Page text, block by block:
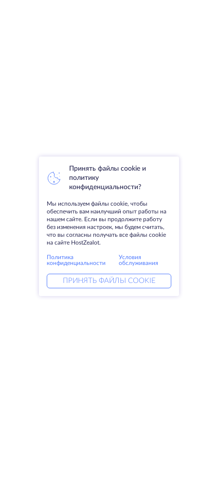
Принять файлы cookie и
политику
конфиденциальности?
Мы используем файлы cookie, чтобы
обеспечить вам наилучший опыт работы на
нашем сайте. Если вы продолжите работу
без изменения настроек, мы будем считать,
что вы согласны получать все файлы cookie
на сайте HostZealot.
Политика
конфиденциальности
Условия
обслуживания
ПРИНЯТЬ ФАЙЛЫ COOKIE